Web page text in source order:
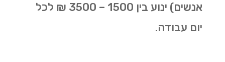
אנשים) ינוע בין 1500 – 3500 ₪ לכל
יום עבודה.